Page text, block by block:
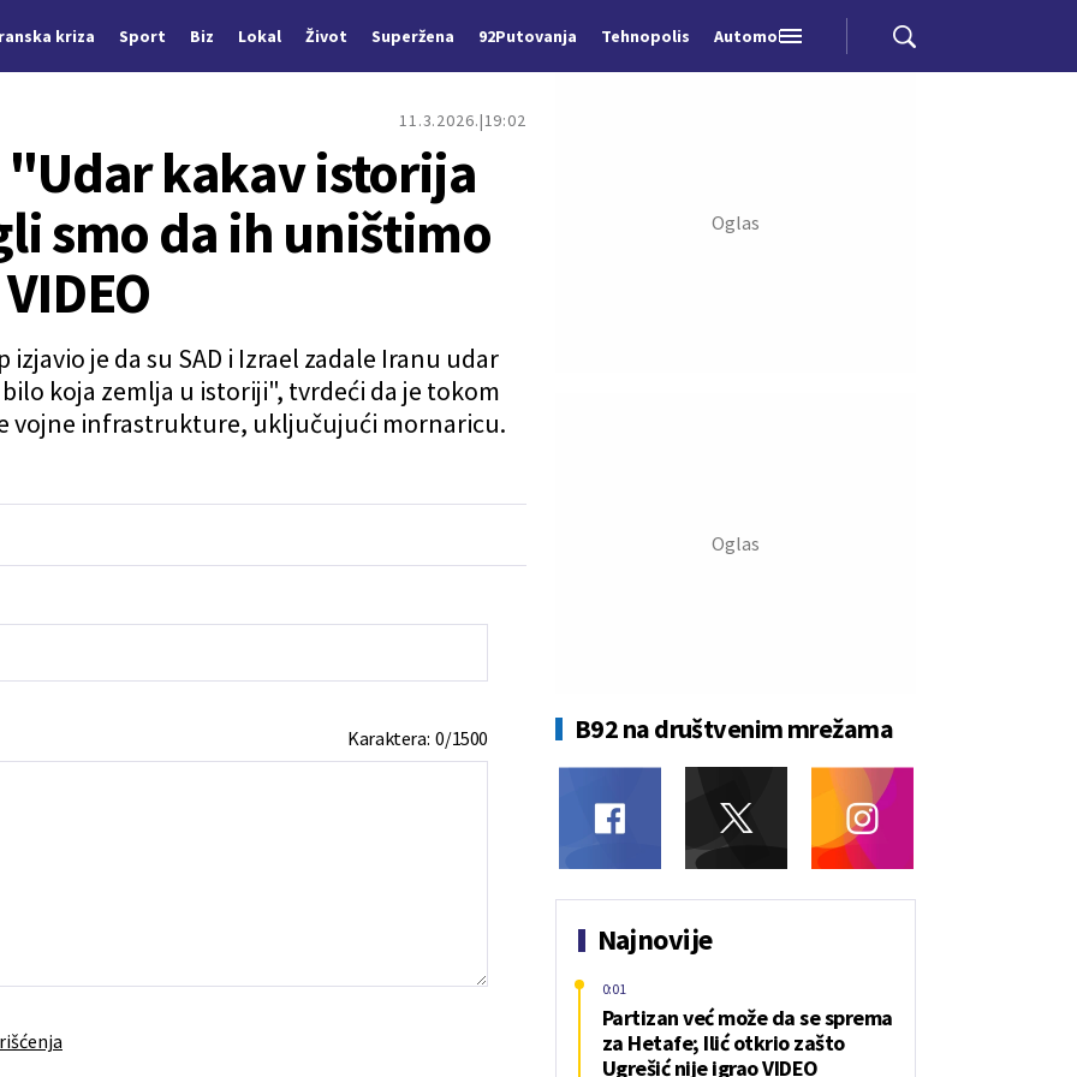
kriza Sport Biz Lokal Život Superžena 92Putovanja Tehnopolis Automobili
11.3.2026. 19:02
kakav istorija
smo da ih uništimo
je da su SAD i Izrael zadale Iranu udar
koja zemlja u istoriji", tvrdeći da je tokom
vojne infrastrukture, uključujući mornaricu.
Karaktera:0/1500 B92 na društvenim mrežama
Najnovije
Partizan već može da se sprema
za Hetafe; Ilić otkrio zašto
Ugrešić nije igrao VIDEO
0:01